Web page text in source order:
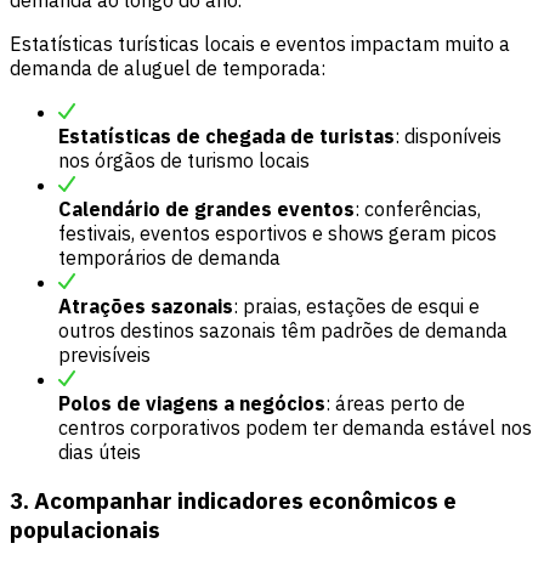
Estatísticas turísticas locais e eventos impactam muito a
demanda de aluguel de temporada:
Estatísticas de chegada de turistas: disponíveis
nos órgãos de turismo locais
Calendário de grandes eventos: conferências,
festivais, eventos esportivos e shows geram picos
temporários de demanda
Atrações sazonais: praias, estações de esqui e
outros destinos sazonais têm padrões de demanda
previsíveis
Polos de viagens a negócios: áreas perto de
centros corporativos podem ter demanda estável nos
dias úteis
3. Acompanhar indicadores econômicos e
populacionais